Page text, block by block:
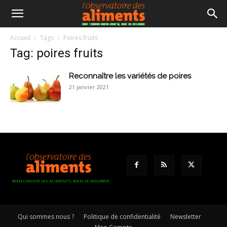
Accueil Tags Poires fruits
Tag: poires fruits
Reconnaître les variétés de poires
21 janvier 2021
BIEN CHOISIR SES ALIMENTS, BIEN SE NOURRIR
Qui sommes nous ? Politique de confidentialité
Newsletter